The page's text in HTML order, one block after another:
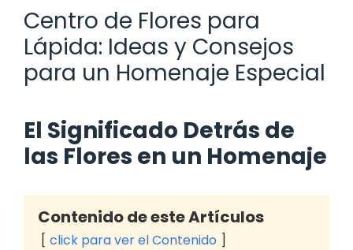
Centro de Flores para
Lápida: Ideas y Consejos
para un Homenaje Especial
El Significado Detrás de
las Flores en un Homenaje
Contenido de este Artículos
click para ver el Contenido